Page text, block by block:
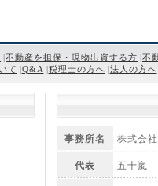
|不動産を担保・現物出資する方 |不
て |Q&A |税理士の方へ |法人の方へ
事務所名 株式会
代表 五十嵐